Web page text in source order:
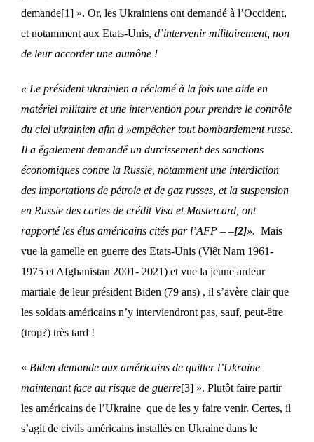
demande[1] ». Or, les Ukrainiens ont demandé à l’Occident,
et notamment aux Etats-Unis, d’intervenir militairement, non
de leur accorder une aumône !
« Le président ukrainien a réclamé à la fois une aide en
matériel militaire et une intervention pour prendre le contrôle
du ciel ukrainien afin d »empêcher tout bombardement russe.
Il a également demandé un durcissement des sanctions
économiques contre la Russie, notamment une interdiction
des importations de pétrole et de gaz russes, et la suspension
en Russie des cartes de crédit Visa et Mastercard, ont
rapporté les élus américains cités par l’AFP – –[2]». Mais
vue la gamelle en guerre des Etats-Unis (Viêt Nam 1961-
1975 et Afghanistan 2001- 2021) et vue la jeune ardeur
martiale de leur président Biden (79 ans) , il s’avère clair que
les soldats américains n’y interviendront pas, sauf, peut-être
(trop?) très tard !
« Biden demande aux américains de quitter l’Ukraine
maintenant face au risque de guerre[3] ». Plutôt faire partir
les américains de l’Ukraine que de les y faire venir. Certes, il
s’agit de civils américains installés en Ukraine dans le